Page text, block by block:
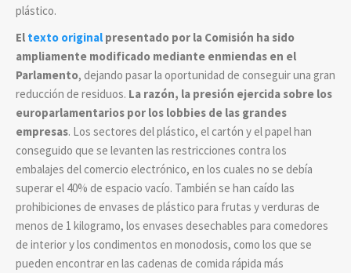
plástico.
El texto original presentado por la Comisión ha sido
ampliamente modificado mediante enmiendas en el
Parlamento, dejando pasar la oportunidad de conseguir una gran
reducción de residuos. La razón, la presión ejercida sobre los
europarlamentarios por los lobbies de las grandes
empresas. Los sectores del plástico, el cartón y el papel han
conseguido que se levanten las restricciones contra los
embalajes del comercio electrónico, en los cuales no se debía
superar el 40% de espacio vacío. También se han caído las
prohibiciones de envases de plástico para frutas y verduras de
menos de 1 kilogramo, los envases desechables para comedores
de interior y los condimentos en monodosis, como los que se
pueden encontrar en las cadenas de comida rápida más